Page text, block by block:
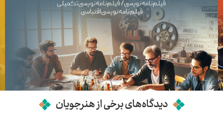
دیدگاه‌های برخی از هنرجویان